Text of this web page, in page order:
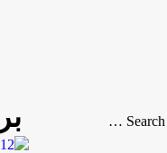
Search …